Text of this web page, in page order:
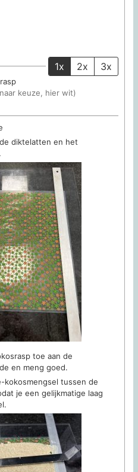
1x 2x 3x
keuze, hier wit)
diktelatten en het
toe aan de
en meng goed.
kokosmengsel tussen de
je een gelijkmatige laag